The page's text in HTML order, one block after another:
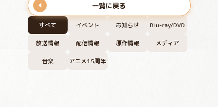
すべて イベント お知らせ Blu-ray/DVD
放送情報 配信情報 原作情報 メディア
音楽 アニメ15周年
一覧に戻る